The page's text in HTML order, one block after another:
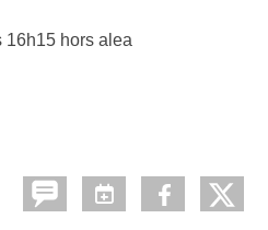
16h15 hors alea